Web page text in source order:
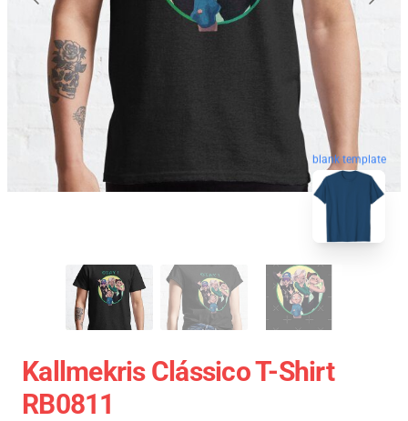
blank template
Kallmekris Clássico T-Shirt
RB0811